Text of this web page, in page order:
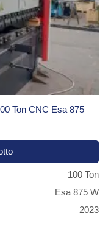
Ton CNC Esa 875
100 Ton
Esa 875 W
2023